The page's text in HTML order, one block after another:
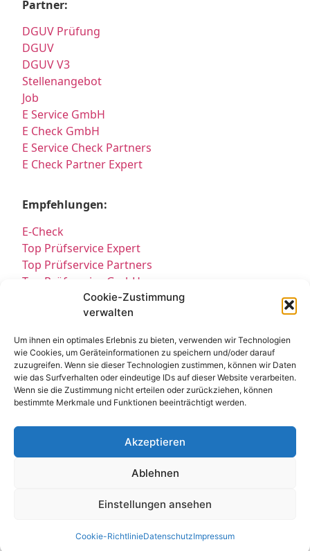
Cookie-Zustimmung
verwalten
Um ihnen ein optimales Erlebnis zu bieten, verwenden wir Technologien
wie Cookies, um Geräteinformationen zu speichern und/oder darauf
zuzugreifen. Wenn sie dieser Technologien zustimmen, können wir Daten
wie das Surfverhalten oder eindeutige IDs auf dieser Website verarbeiten.
Wenn sie die Zustimmung nicht erteilen oder zurückziehen, können
bestimmte Merkmale und Funktionen beeinträchtigt werden.
Akzeptieren
Ablehnen
Einstellungen ansehen
Cookie-RichtlinieDatenschutzImpressum
Partner:
DGUV Prüfung
DGUV
DGUV V3
Stellenangebot
Job
E Service GmbH
E Check GmbH
E Service Check Partners
E Check Partner Expert
Empfehlungen:
E-Check
Top Prüfservice Expert
Top Prüfservice Partners
Top Prüfservice GmbH
Prüfung DGUV3 GmbH
Sicherheitsprüfungen Partners
Prüfung E-Check Expert
Prüfung elektrischer Anlagen
© All Rights Reserved 2025